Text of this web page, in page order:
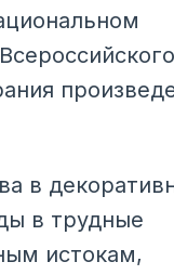
в
в трудные
истокам,